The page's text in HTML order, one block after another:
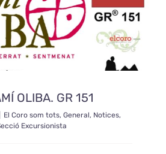
Activitats
Exposicions
Teatre del Coro
OLIBA. GR 151
El Coro som tots, General, Notices,
Excursionista